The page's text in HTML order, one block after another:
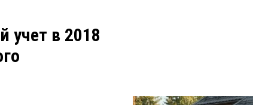
учет в 2018